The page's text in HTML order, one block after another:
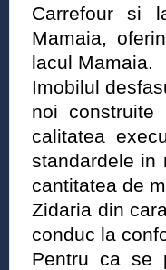
Carrefour si
Mamaia,
lacul Mamaia.
Imobilul
noi construite
calitatea
standardele in
cantitatea de
Zidaria din
conduc la
Pentru ca se